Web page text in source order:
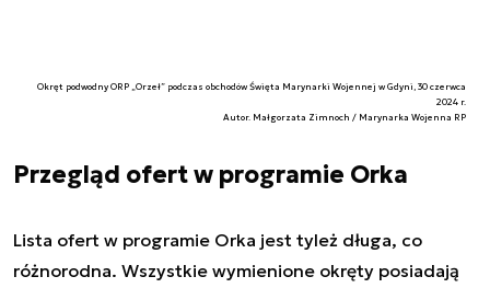
Okręt podwodny ORP „Orzeł” podczas obchodów Święta Marynarki Wojennej w Gdyni, 30 czerwca
2024 r.
Autor. Małgorzata Zimnoch / Marynarka Wojenna RP
Przegląd ofert w programie Orka
Lista ofert w programie Orka jest tyleż długa, co
różnorodna. Wszystkie wymienione okręty posiadają